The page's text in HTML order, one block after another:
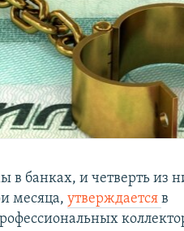
в банках, и четверть из
месяца,утверждаетсяв